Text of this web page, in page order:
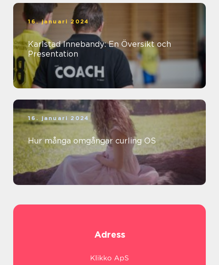
16. januari 2024
Karlstad Innebandy: En Översikt och
Presentation
16. januari 2024
Hur många omgångar curling OS
Adress